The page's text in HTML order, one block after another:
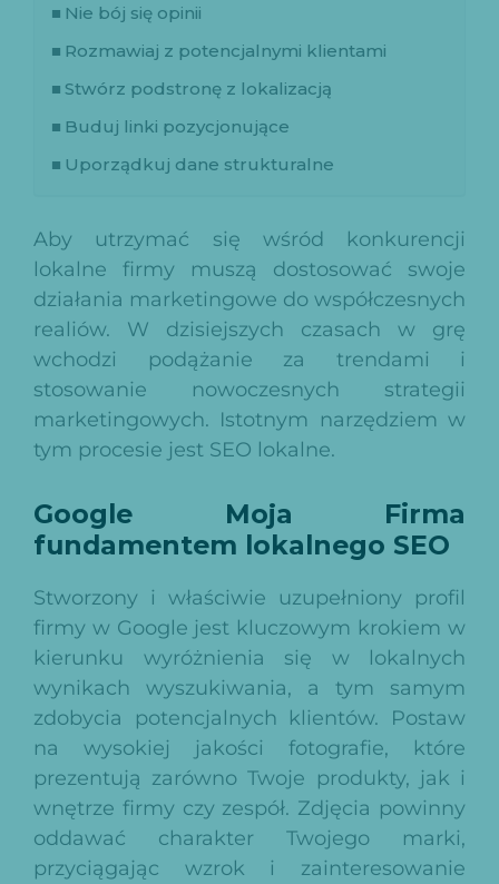
Nie bój się opinii
Rozmawiaj z potencjalnymi klientami
Stwórz podstronę z lokalizacją
Buduj linki pozycjonujące
Uporządkuj dane strukturalne
Aby utrzymać się wśród konkurencji
lokalne firmy muszą dostosować swoje
działania marketingowe do współczesnych
realiów. W dzisiejszych czasach w grę
wchodzi podążanie za trendami i
stosowanie nowoczesnych strategii
marketingowych. Istotnym narzędziem w
tym procesie jest SEO lokalne.
Google Moja Firma
fundamentem lokalnego SEO
Stworzony i właściwie uzupełniony profil
firmy w Google jest kluczowym krokiem w
kierunku wyróżnienia się w lokalnych
wynikach wyszukiwania, a tym samym
zdobycia potencjalnych klientów. Postaw
na wysokiej jakości fotografie, które
prezentują zarówno Twoje produkty, jak i
wnętrze firmy czy zespół. Zdjęcia powinny
oddawać charakter Twojego marki,
przyciągając wzrok i zainteresowanie